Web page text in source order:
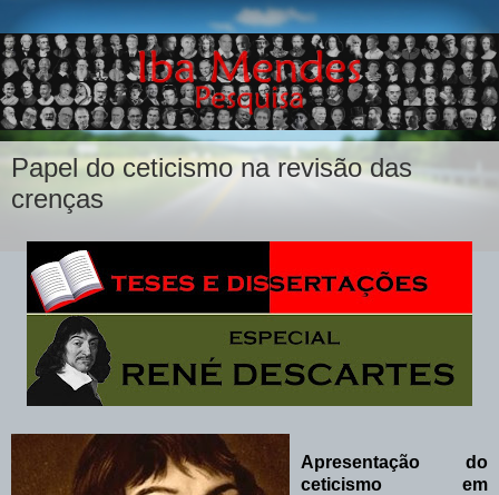
Papel do ceticismo na revisão das
crenças
Apresentação do
ceticismo em